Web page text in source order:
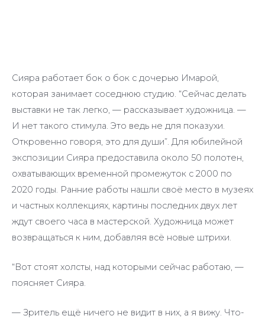
Сияра работает бок о бок с дочерью Имарой,
которая занимает соседнюю студию. “Сейчас делать
выставки не так легко, — рассказывает художница. —
И нет такого стимула. Это ведь не для показухи.
Откровенно говоря, это для души”. Для юбилейной
экспозиции Сияра предоставила около 50 полотен,
охватывающих временной промежуток с 2000 по
2020 годы. Ранние работы нашли своё место в музеях
и частных коллекциях, картины последних двух лет
ждут своего часа в мастерской. Художница может
возвращаться к ним, добавляя всё новые штрихи.
“Вот стоят холсты, над которыми сейчас работаю, —
поясняет Сияра.
— Зритель ещё ничего не видит в них, а я вижу. Что-